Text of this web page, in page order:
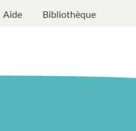
Aide Bibliothèque